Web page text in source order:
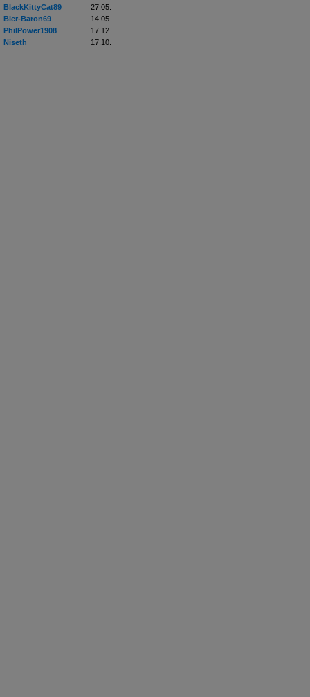
BlackKittyCat89
27.05.
Bier-Baron69
14.05.
PhilPower1908
17.12.
Niseth
17.10.